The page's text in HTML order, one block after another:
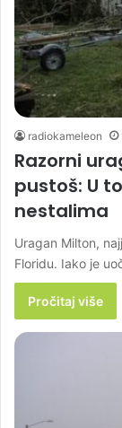
radiokameleon
Razorni
pustoš: U
nestalima
Uragan Milton,
Floridu. Iako je
Pročitaj više